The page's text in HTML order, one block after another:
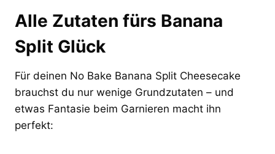
Alle Zutaten fürs Banana
Split Glück
Für deinen No Bake Banana Split Cheesecake
brauchst du nur wenige Grundzutaten – und
etwas Fantasie beim Garnieren macht ihn
perfekt: